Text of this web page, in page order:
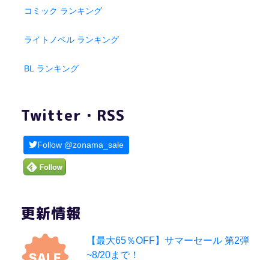
コミック ランキング
ライトノベル ランキング
BL ランキング
Twitter・RSS
Follow @zonama_sale
更新情報
【最大65％OFF】サマーセール 第2弾
~8/20まで！